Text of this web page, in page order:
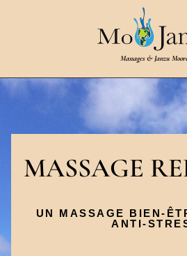
Massages & Janzu
MASSAGE
UN MASSAGE BIEN-
ANTI-